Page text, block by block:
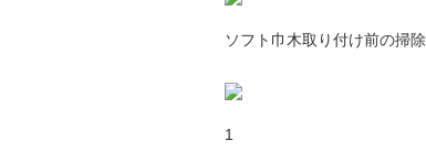
ソフト巾木取り付け前の掃除
1